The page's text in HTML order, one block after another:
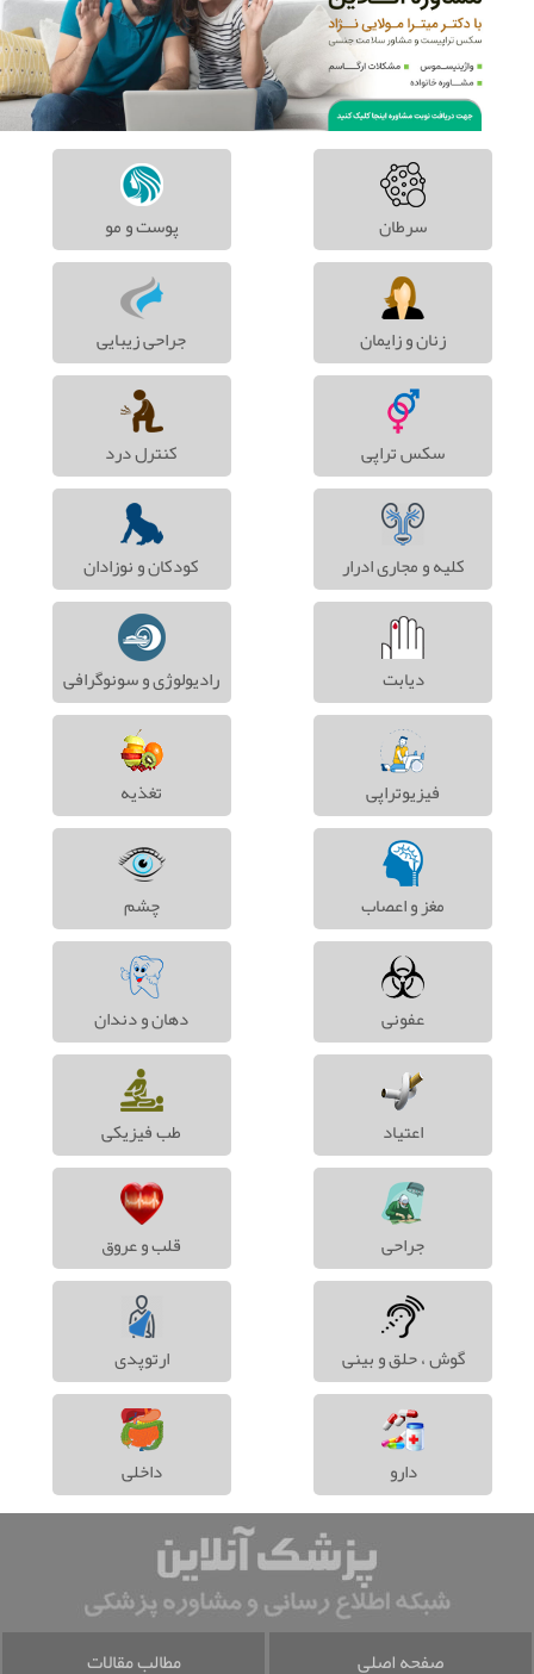
سرطان پوست و مو
زنان و زایمان جراحی زیبایی
سکس تراپی کنترل درد
کلیه و مجاری ادرار کودکان و نوزادان
دیابت رادیولوژی و سونوگرافی
فیزیوتراپی تغذیه
مغز و اعصاب چشم
عفونی دهان و دندان
اعتیاد طب فیزیکی
جراحی قلب و عروق
گوش ، حلق و بینی ارتوپدی
دارو داخلی
صفحه اصلی مطالب مقالات